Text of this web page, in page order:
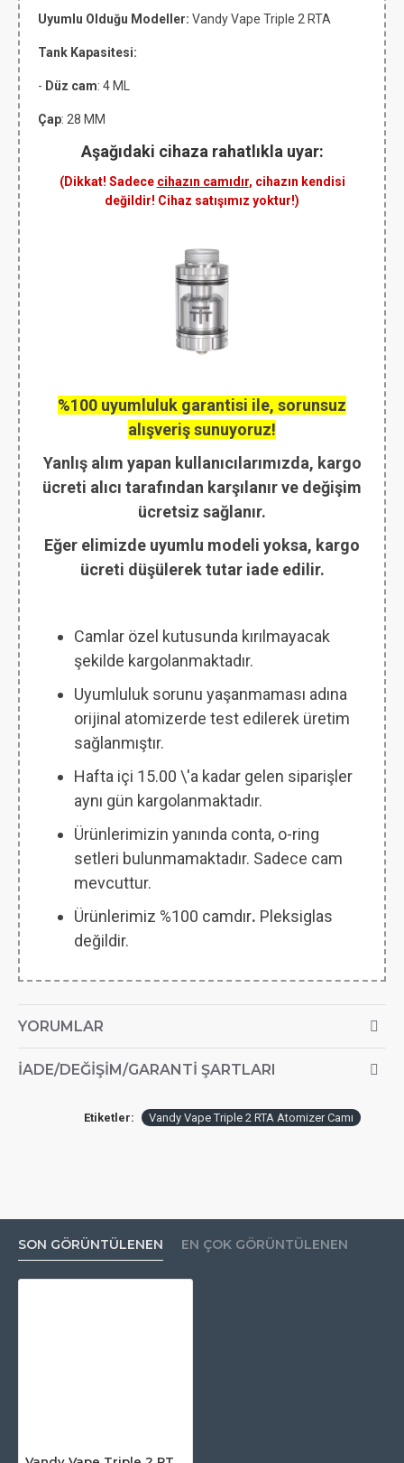
Uyumlu Olduğu Modeller: Vandy Vape Triple 2 RTA
Tank Kapasitesi:
- Düz cam: 4 ML
Çap: 28 MM
Aşağıdaki cihaza rahatlıkla uyar:
(Dikkat! Sadece cihazın camıdır, cihazın kendisi
değildir! Cihaz satışımız yoktur!)
%100 uyumluluk garantisi ile, sorunsuz
alışveriş sunuyoruz!
Yanlış alım yapan kullanıcılarımızda, kargo
ücreti alıcı tarafından karşılanır ve değişim
ücretsiz sağlanır.
Eğer elimizde uyumlu modeli yoksa, kargo
ücreti düşülerek tutar iade edilir.
Camlar özel kutusunda kırılmayacak
şekilde kargolanmaktadır.
Uyumluluk sorunu yaşanmaması adına
orijinal atomizerde test edilerek üretim
sağlanmıştır.
Hafta içi 15.00 \'a kadar gelen siparişler
aynı gün kargolanmaktadır.
Ürünlerimizin yanında conta, o-ring
setleri bulunmamaktadır. Sadece cam
mevcuttur.
Ürünlerimiz %100 camdır. Pleksiglas
değildir.
YORUMLAR
İADE/DEĞIŞIM/GARANTI ŞARTLARI
Etiketler: Vandy Vape Triple 2 RTA Atomizer Camı
SON GÖRÜNTÜLENEN EN ÇOK GÖRÜNTÜLENEN